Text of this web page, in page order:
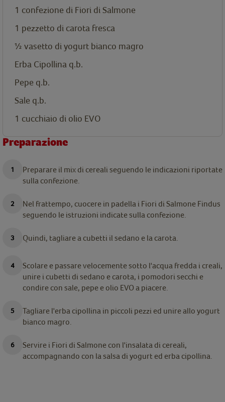
1 confezione di Fiori di Salmone
1 pezzetto di carota fresca
½ vasetto di yogurt bianco magro
Erba Cipollina q.b.
Pepe q.b.
Sale q.b.
1 cucchiaio di olio EVO
Preparazione
Preparare il mix di cereali seguendo le indicazioni riportate
sulla confezione.
Nel frattempo, cuocere in padella i Fiori di Salmone Findus
seguendo le istruzioni indicate sulla confezione.
Quindi, tagliare a cubetti il sedano e la carota.
Scolare e passare velocemente sotto l'acqua fredda i creali,
unire i cubetti di sedano e carota, i pomodori secchi e
condire con sale, pepe e olio EVO a piacere.
Tagliare l'erba cipollina in piccoli pezzi ed unire allo yogurt
bianco magro.
Servire i Fiori di Salmone con l'insalata di cereali,
accompagnando con la salsa di yogurt ed erba cipollina.